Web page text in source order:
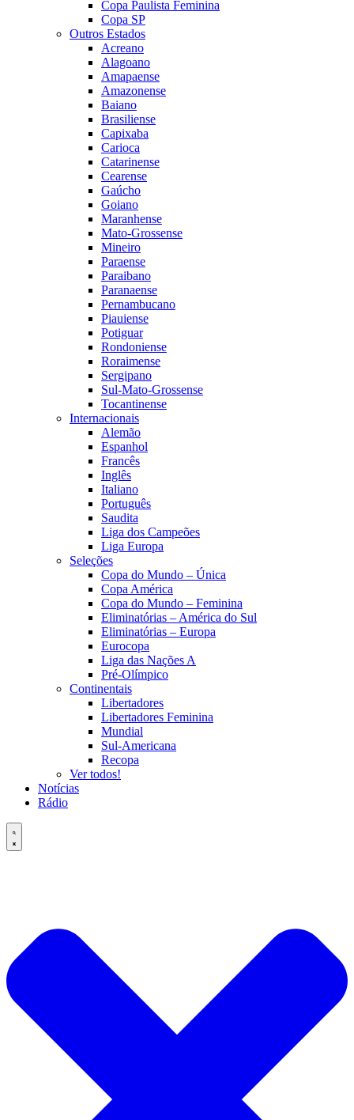
Copa Paulista Feminina
Copa SP
Outros Estados
Acreano
Alagoano
Amapaense
Amazonense
Baiano
Brasiliense
Capixaba
Carioca
Catarinense
Cearense
Gaúcho
Goiano
Maranhense
Mato-Grossense
Mineiro
Paraense
Paraibano
Paranaense
Pernambucano
Piauiense
Potiguar
Rondoniense
Roraimense
Sergipano
Sul-Mato-Grossense
Tocantinense
Internacionais
Alemão
Espanhol
Francês
Inglês
Italiano
Português
Saudita
Liga dos Campeões
Liga Europa
Seleções
Copa do Mundo – Única
Copa América
Copa do Mundo – Feminina
Eliminatórias – América do Sul
Eliminatórias – Europa
Eurocopa
Liga das Nações A
Pré-Olímpico
Continentais
Libertadores
Libertadores Feminina
Mundial
Sul-Americana
Recopa
Ver todos!
Notícias
Rádio